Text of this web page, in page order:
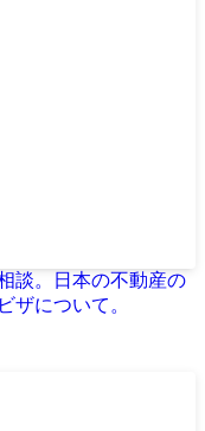
談。日本の不動産の
ザについて。